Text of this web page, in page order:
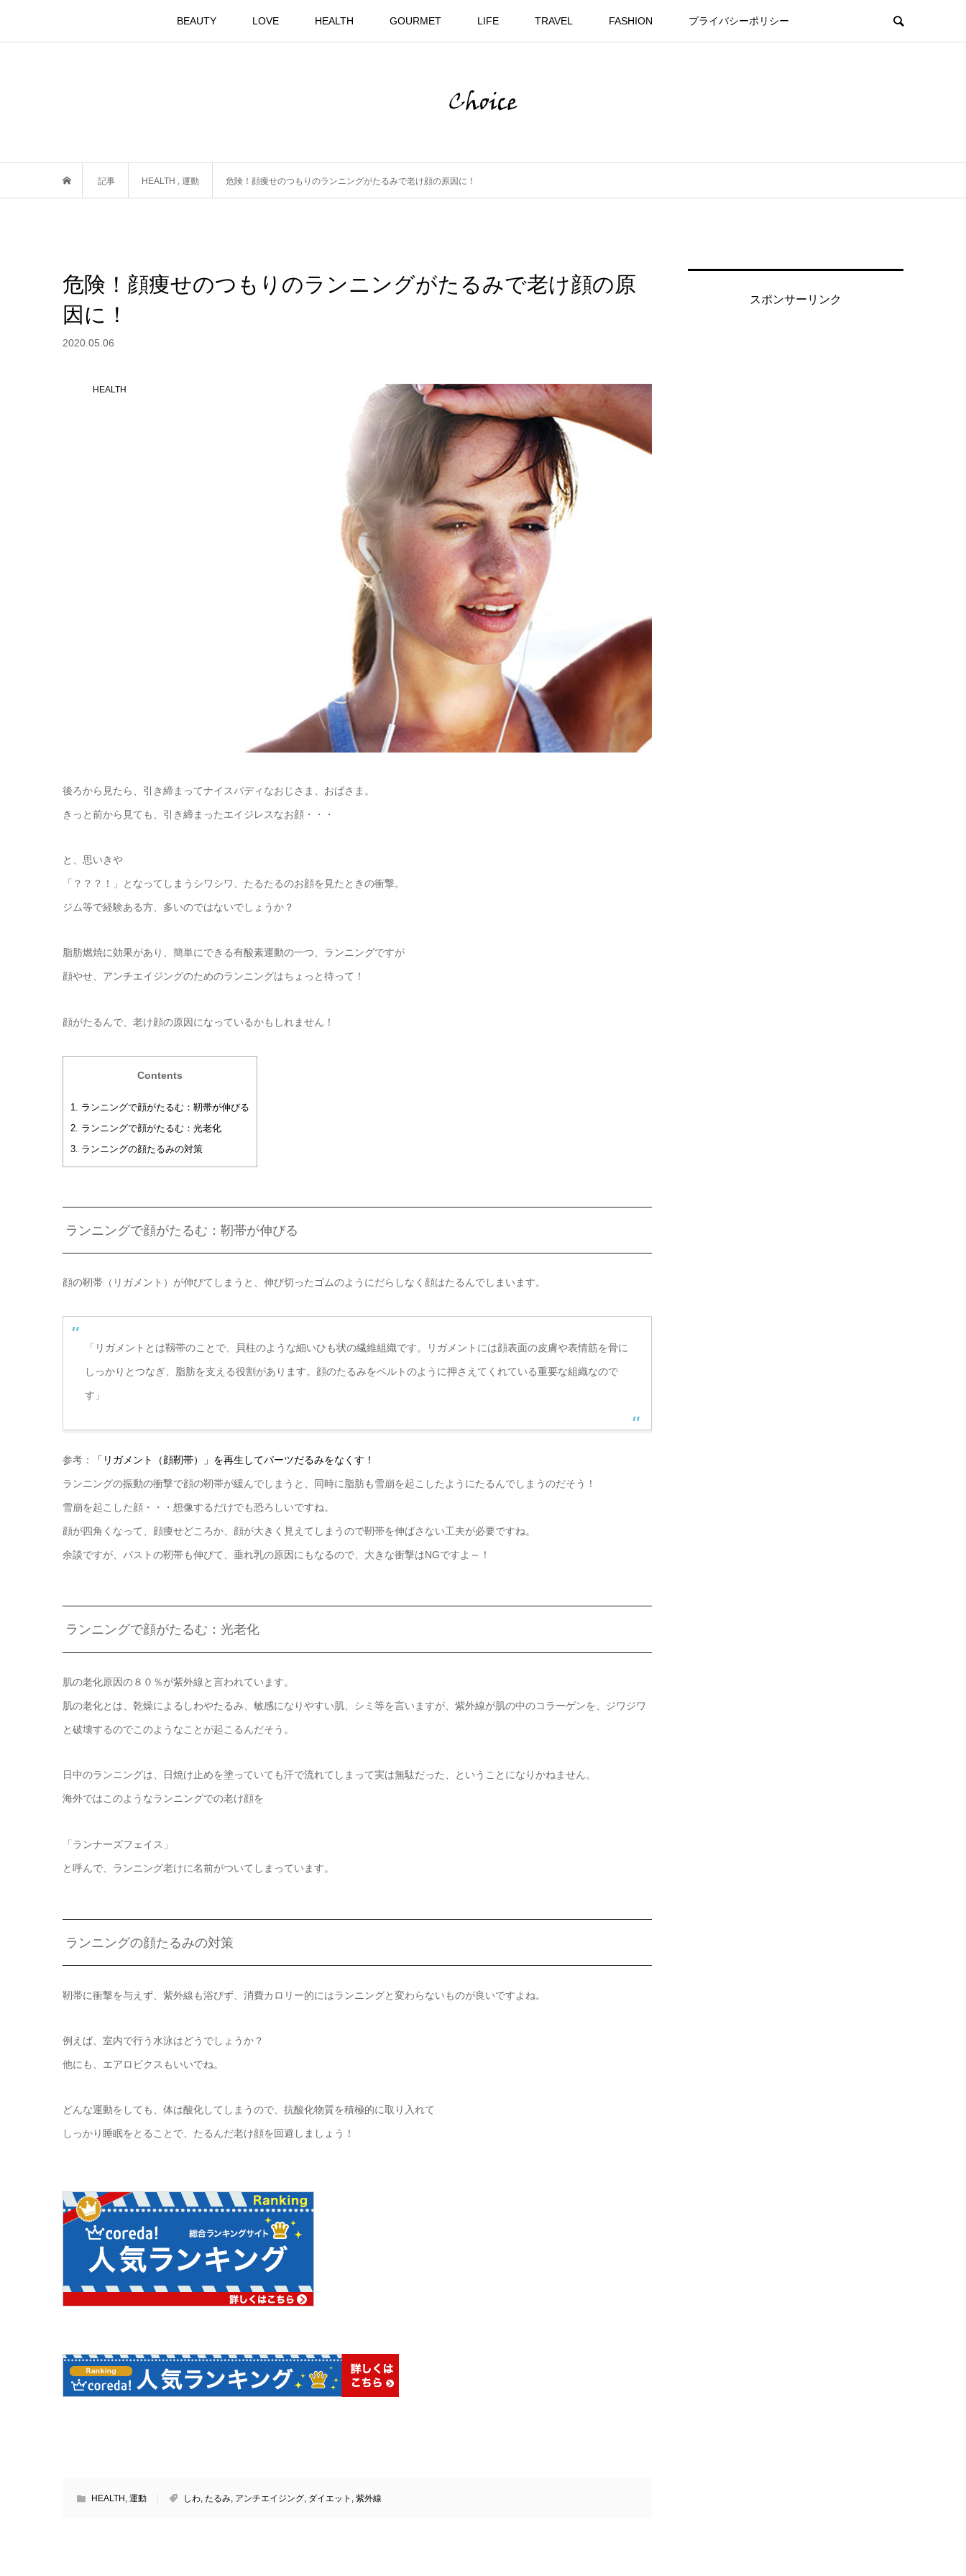
BEAUTY LOVE HEALTH GOURMET LIFE TRAVEL FASHION プライバシーポリシー
記事 HEALTH , 運動 危険！顔痩せのつもりのランニングがたるみで老け顔の原因に！
危険！顔痩せのつもりのランニングがたるみで老け顔の原
因に！
2020.05.06
HEALTH
後ろから見たら、引き締まってナイスバディなおじさま、おばさま。
きっと前から見ても、引き締まったエイジレスなお顔・・・
と、思いきや
「？？？！」となってしまうシワシワ、たるたるのお顔を見たときの衝撃。
ジム等で経験ある方、多いのではないでしょうか？
脂肪燃焼に効果があり、簡単にできる有酸素運動の一つ、ランニングですが
顔やせ、アンチエイジングのためのランニングはちょっと待って！
顔がたるんで、老け顔の原因になっているかもしれません！
Contents
1. ランニングで顔がたるむ：靭帯が伸びる
2. ランニングで顔がたるむ：光老化
3. ランニングの顔たるみの対策
ランニングで顔がたるむ：靭帯が伸びる
顔の靭帯（リガメント）が伸びてしまうと、伸び切ったゴムのようにだらしなく顔はたるんでしまいます。
「リガメントとは靱帯のことで、貝柱のような細いひも状の繊維組織です。リガメントには顔表面の皮膚や表情筋を骨に
しっかりとつなぎ、脂肪を支える役割があります。顔のたるみをベルトのように押さえてくれている重要な組織なので
す」
参考： 「リガメント（顔靭帯）」を再生してパーツだるみをなくす！
ランニングの振動の衝撃で顔の靭帯が緩んでしまうと、同時に脂肪も雪崩を起こしたようにたるんでしまうのだそう！
雪崩を起こした顔・・・想像するだけでも恐ろしいですね。
顔が四角くなって、顔痩せどころか、顔が大きく見えてしまうので靭帯を伸ばさない工夫が必要ですね。
余談ですが、バストの靭帯も伸びて、垂れ乳の原因にもなるので、大きな衝撃はNGですよ～！
ランニングで顔がたるむ：光老化
肌の老化原因の８０％が紫外線と言われています。
肌の老化とは、乾燥によるしわやたるみ、敏感になりやすい肌、シミ等を言いますが、紫外線が肌の中のコラーゲンを、ジワジワ
と破壊するのでこのようなことが起こるんだそう。
日中のランニングは、日焼け止めを塗っていても汗で流れてしまって実は無駄だった、ということになりかねません。
海外ではこのようなランニングでの老け顔を
「ランナーズフェイス」
と呼んで、ランニング老けに名前がついてしまっています。
ランニングの顔たるみの対策
靭帯に衝撃を与えず、紫外線も浴びず、消費カロリー的にはランニングと変わらないものが良いですよね。
例えば、室内で行う水泳はどうでしょうか？
他にも、エアロビクスもいいでね。
どんな運動をしても、体は酸化してしまうので、抗酸化物質を積極的に取り入れて
しっかり睡眠をとることで、たるんだ老け顔を回避しましょう！
HEALTH , 運動 しわ, たるみ, アンチエイジング, ダイエット , 紫外線
スポンサーリンク